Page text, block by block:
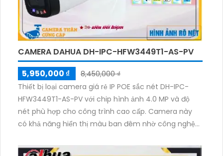
CAMERA DAHUA DH-IPC-HFW3449T1-AS-PV
5,950,000 ₫
8,450,000 ₫
Thiết bị loại camera giá rẻ IP POE sắc nét DH-IPC-
HFW3449T1-AS-PV với chip hình ảnh 4.0 MP và độ
nét phù hợp cho công trình cao cấp. Camera này
có khả năng hiển thị màu ban đêm nhờ công nghệ
30m. Đặc biệt, nó được sử dụng phổ biến trong nhà